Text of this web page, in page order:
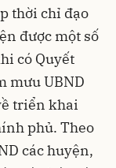
thời chỉ đạo
được một số
có Quyết
mưu UBND
triển khai
phủ. Theo
các huyện,